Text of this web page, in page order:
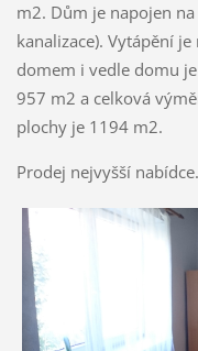
m2. Dům je napojen
kanalizace). Vytápění
domem i vedle domu
957 m2 a celková
plochy je 1194 m2.
Prodej nejvyšší nabídce.